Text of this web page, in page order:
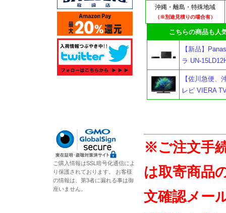
沖縄・離島・特殊地域
（※別途見積りの場合有）
こちらの商品も人気
【新品】
ラ UN-
【佐川急便
レビ VIERA
※ご注文手
は取寄商品
文確認メー
ご購入情報はSSL暗号化通信によ
り保護されております。 お客様
の情報は、第3者に漏れる事は御
座いません。